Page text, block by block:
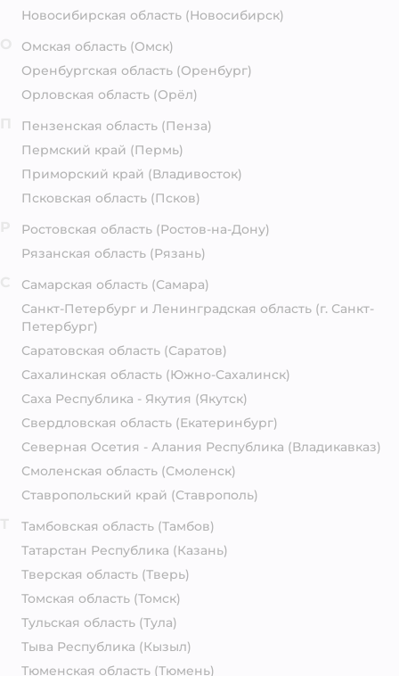
Новосибирская область (Новосибирск)
Омская область (Омск)
Оренбургская область (Оренбург)
Орловская область (Орёл)
Пензенская область (Пенза)
Пермский край (Пермь)
Приморский край (Владивосток)
Псковская область (Псков)
Ростовская область (Ростов-на-Дону)
Рязанская область (Рязань)
Самарская область (Самара)
Санкт-Петербург и Ленинградская область (г. Санкт-
Петербург)
Саратовская область (Саратов)
Сахалинская область (Южно-Сахалинск)
Саха Республика - Якутия (Якутск)
Свердловская область (Екатеринбург)
Северная Осетия - Алания Республика (Владикавказ)
Смоленская область (Смоленск)
Ставропольский край (Ставрополь)
Тамбовская область (Тамбов)
Татарстан Республика (Казань)
Тверская область (Тверь)
Томская область (Томск)
Тульская область (Тула)
Тыва Республика (Кызыл)
Тюменская область (Тюмень)